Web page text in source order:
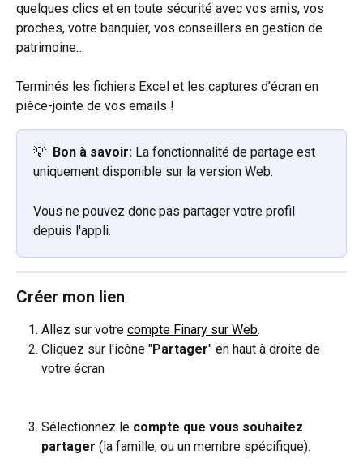
quelques clics et en toute sécurité avec vos amis, vos
proches, votre banquier, vos conseillers en gestion de
patrimoine…
Terminés les fichiers Excel et les captures d’écran en
pièce-jointe de vos emails !
💡 Bon à savoir: La fonctionnalité de partage est
uniquement disponible sur la version Web.
Vous ne pouvez donc pas partager votre profil
depuis l'appli.
Créer mon lien
Allez sur votre compte Finary sur Web.
Cliquez sur l'icône "Partager" en haut à droite de
votre écran
Sélectionnez le compte que vous souhaitez
partager (la famille, ou un membre spécifique).